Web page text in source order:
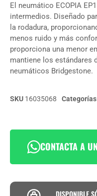
El neumático ECOPIA
intermedios. Diseñado
la rodadura,
menos ruido y más
proporciona una menor
mantiene los estándares
neumáticos Bridgestone.
SKU 16035068 Categorías
CONTACTA A
DISPONIBLE